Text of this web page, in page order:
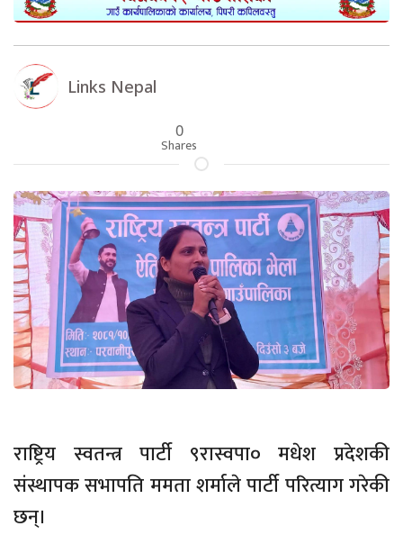
Links Nepal
0
Shares
राष्ट्रिय स्वतन्त्र पार्टी ९रास्वपा० मधेश प्रदेशकी
संस्थापक सभापति ममता शर्माले पार्टी परित्याग गरेकी
छन्।